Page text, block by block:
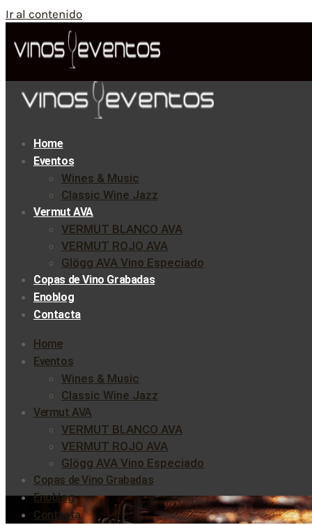
Ir al contenido
Home
Eventos
Wines & Music
Classic Wine Jazz
Vermut AVA
VERMUT BLANCO AVA
VERMUT ROJO AVA
Glögg AVA Vino Especiado
Copas de Vino Grabadas
Enoblog
Contacta
Home
Eventos
Wines & Music
Classic Wine Jazz
Vermut AVA
VERMUT BLANCO AVA
VERMUT ROJO AVA
Glögg AVA Vino Especiado
Copas de Vino Grabadas
Enoblog
Contacta